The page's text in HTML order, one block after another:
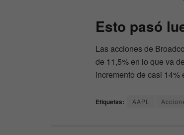
Esto pasó
Las acciones de
de 11,5% en lo que va
incremento de casi 14%
Etiquetas: AAPL